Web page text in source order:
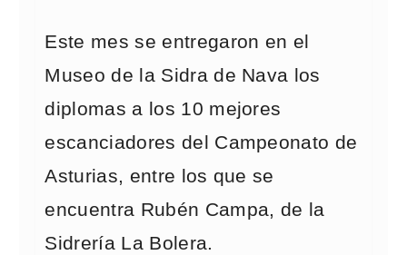
Este mes se entregaron en el
Museo de la Sidra de Nava los
diplomas a los 10 mejores
escanciadores del Campeonato de
Asturias, entre los que se
encuentra Rubén Campa, de la
Sidrería La Bolera.